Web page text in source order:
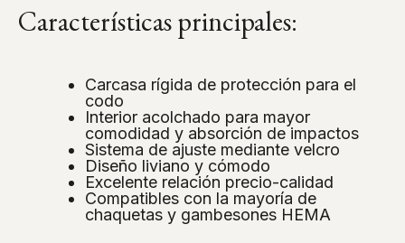
Características principales:
Carcasa rígida de protección para el
codo
Interior acolchado para mayor
comodidad y absorción de impactos
Sistema de ajuste mediante velcro
Diseño liviano y cómodo
Excelente relación precio-calidad
Compatibles con la mayoría de
chaquetas y gambesones HEMA